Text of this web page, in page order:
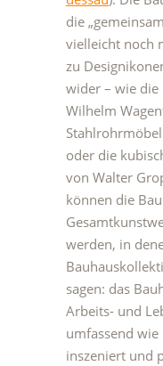
die
vielleicht noch
zu
wider – wie die
Wilhelm
oder die
von Walter
können die
werden, in
sagen: das
Arbeits- und
umfassend
inszeniert und